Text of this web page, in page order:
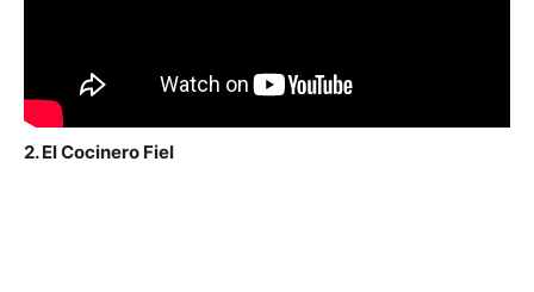
2. El Cocinero Fiel